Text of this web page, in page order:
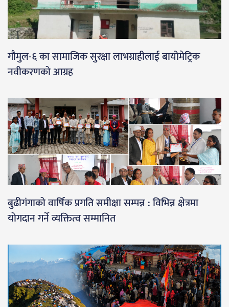
गौमुल-६ का सामाजिक सुरक्षा लाभग्राहीलाई बायोमेट्रिक
नवीकरणको आग्रह
बुढीगंगाको वार्षिक प्रगति समीक्षा सम्पन्न : विभिन्न क्षेत्रमा
योगदान गर्ने व्यक्तित्व सम्मानित